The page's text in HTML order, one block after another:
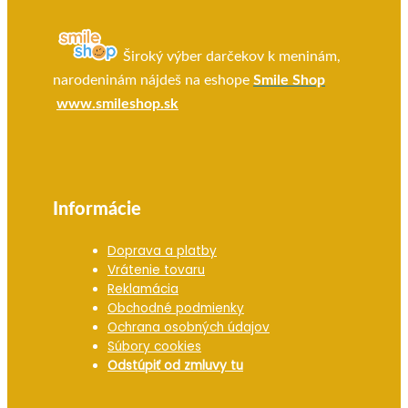
Široký výber darčekov k meninám,
narodeninám nájdeš na eshope Smile Shop
www.smileshop.sk
Informácie
Doprava a platby
Vrátenie tovaru
Reklamácia
Obchodné podmienky
Ochrana osobných údajov
Súbory cookies
Odstúpiť od zmluvy tu